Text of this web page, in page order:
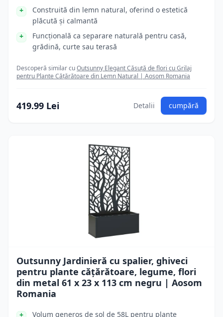
Construită din lemn natural, oferind o estetică
plăcută și calmantă
Funcțională ca separare naturală pentru casă,
grădină, curte sau terasă
Descoperă similar cuOutsunny Elegant Căsuță de flori cu Grilaj
pentru Plante Cățărătoare din Lemn Natural | Aosom Romania
419.99 Lei Detalii cumpără
Outsunny Jardinieră cu spalier, ghiveci
pentru plante cățărătoare, legume, flori
din metal 61 x 23 x 113 cm negru | Aosom
Romania
Volum generos de sol de 58L pentru plante